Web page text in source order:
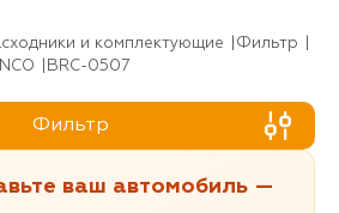
и комплектующие
фильтр
BRC-0507
Фильтр
ваш автомобиль —